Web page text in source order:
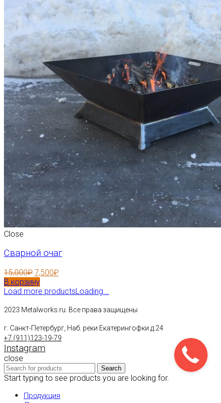
Close
Сварной очаг
15,000₽ 7,500₽
В корзину
Load more productsLoading...
2023 Metalworks.ru. Все права защищены
г. Санкт-Петербург, Наб. реки Екатерингофки д.24
+7 (911)123-19-79
Instagram
close
Search
Start typing to see products you are looking for.
Продукция